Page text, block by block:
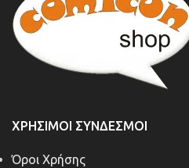
ΧΡΉΣΙΜΟΙ ΣΎΝΔΕΣΜΟΙ
Όροι Χρήσης